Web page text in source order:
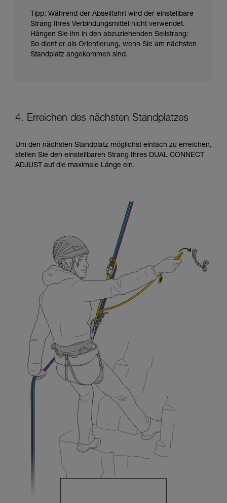
Tipp: Während der Abseilfahrt wird der einstellbare
Strang Ihres Verbindungsmittel nicht verwendet.
Hängen Sie ihn in den abzuziehenden Seilstrang:
So dient er als Orientierung, wenn Sie am nächsten
Standplatz angekommen sind.
4. Erreichen des nächsten Standplatzes
Um den nächsten Standplatz möglichst einfach zu erreichen,
stellen Sie den einstellbaren Strang Ihres DUAL CONNECT
ADJUST auf die maximale Länge ein.